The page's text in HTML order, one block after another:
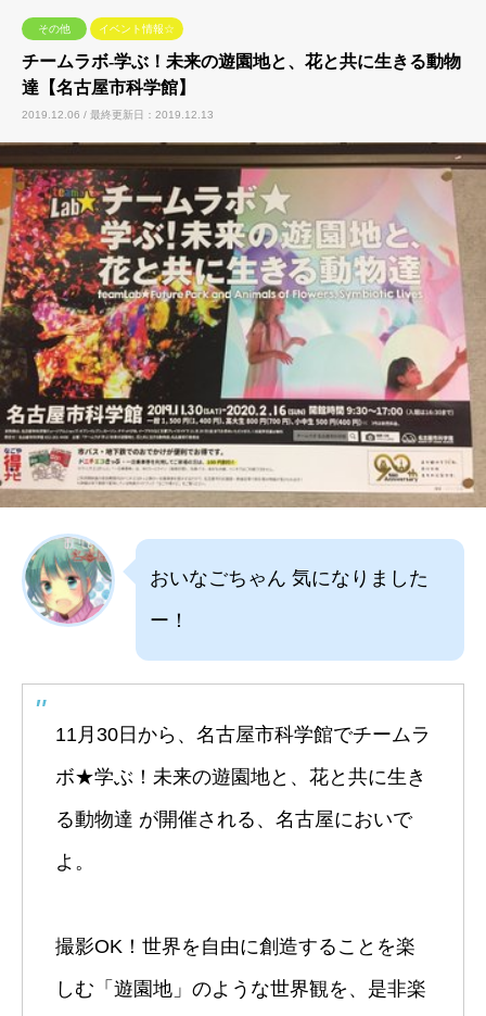
その他 イベント情報☆
チームラボ-学ぶ！未来の遊園地と、花と共に生きる動物
達【名古屋市科学館】
2019.12.06 / 最終更新日：2019.12.13
おいなごちゃん 気になりました
ー！
11月30日から、名古屋市科学館でチームラ
ボ★学ぶ！未来の遊園地と、花と共に生き
る動物達 が開催される、名古屋においで
よ。
撮影OK！世界を自由に創造することを楽
しむ「遊園地」のような世界観を、是非楽